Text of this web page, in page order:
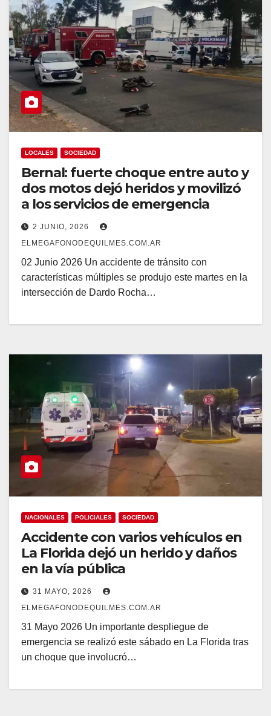
LOCALES SOCIEDAD
Bernal: fuerte choque entre auto y
dos motos dejó heridos y movilizó
a los servicios de emergencia
2 JUNIO, 2026
ELMEGAFONODEQUILMES.COM.AR
02 Junio 2026 Un accidente de tránsito con
características múltiples se produjo este martes en la
intersección de Dardo Rocha…
NACIONALES POLICIALES SOCIEDAD
Accidente con varios vehículos en
La Florida dejó un herido y daños
en la vía pública
31 MAYO, 2026
ELMEGAFONODEQUILMES.COM.AR
31 Mayo 2026 Un importante despliegue de
emergencia se realizó este sábado en La Florida tras
un choque que involucró…